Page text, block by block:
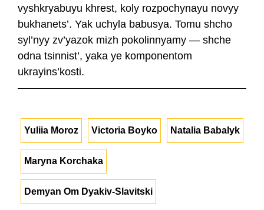
vyshkryabuyu khrest, koly rozpochynayu novyy
bukhanets’. Yak uchyla babusya. Tomu shcho
syl’nyy zv’yazok mizh pokolinnyamy — shche
odna tsinnist’, yaka ye komponentom
ukrayins’kosti.
Yuliia Moroz Victoria Boyko Natalia Babalyk
Maryna Korchaka
Demyan Om Dyakiv-Slavitski